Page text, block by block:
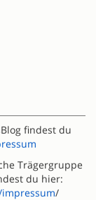
findest du
Trägergruppe
du hier:
/